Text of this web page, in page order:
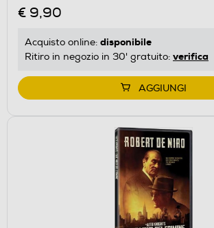
€ 9,90
Acquisto online: disponibile
Ritiro in negozio in 30' gratuito: verifica
AGGIUNGI